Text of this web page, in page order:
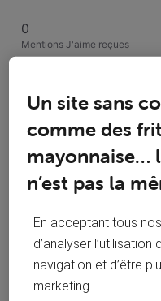
0
Mentions J'aime reçues
Conversations suivies
Solutions acceptées
Toutesles
Selected
Un site sans
comme des
mayonnaise…
n’est pas la
En acceptant tous
d’analyser
navigation et d’être
marketing.